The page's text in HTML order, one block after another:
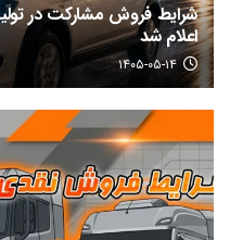
اعلام شد
۱۴۰۵-۰۵-۱۴